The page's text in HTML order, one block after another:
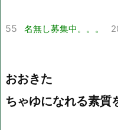
55 名無し募集中。。。
おおきた
ちゃゆになれる素質